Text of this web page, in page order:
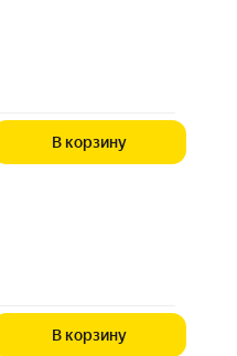
В корзину
В корзину